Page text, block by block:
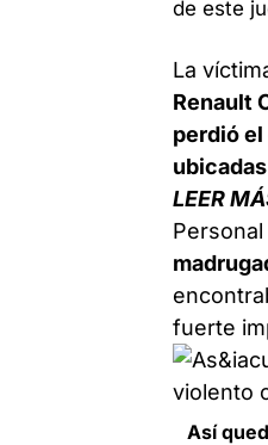
La
Renault
perdió
LEER
fuerte
Así